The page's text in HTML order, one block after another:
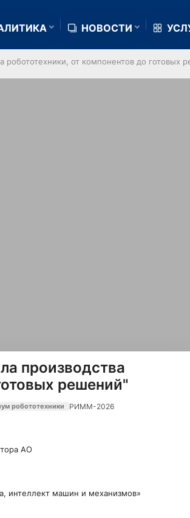
НОВОСТИ
робототехники, от компонентов до готовых
производства
решений"
робототехники РИММ-2026
АО
интеллект машин и механизмов»